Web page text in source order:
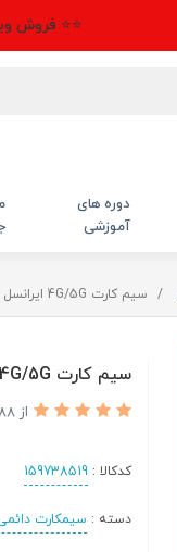
⭐⭐ فروش
دوره های
آموزشی
سیم کارت 4G/5G ایرانسل دائمی 09353534340
سیم کارت 4G/5G ایرانسل دائمی 09353534340
از 188
کدکالا :159738519
دسته : سیمکارت